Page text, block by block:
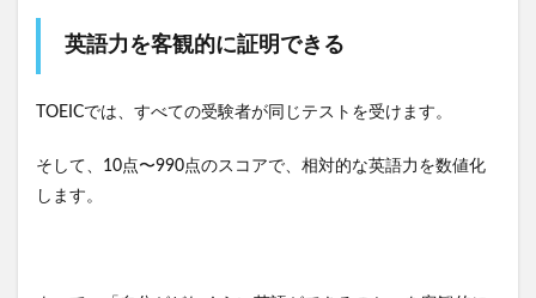
英語力を客観的に証明できる
TOEICでは、すべての受験者が同じテストを受けます。
そして、10点〜990点のスコアで、相対的な英語力を数値化
します。